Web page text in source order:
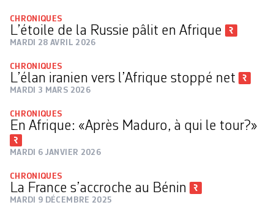
CHRONIQUES
L’étoile de la Russie pâlit en Afrique
MARDI 28 AVRIL 2026
CHRONIQUES
L’élan iranien vers l’Afrique stoppé net
MARDI 3 MARS 2026
CHRONIQUES
En Afrique: «Après Maduro, à qui le tour?»
MARDI 6 JANVIER 2026
CHRONIQUES
La France s’accroche au Bénin
MARDI 9 DÉCEMBRE 2025